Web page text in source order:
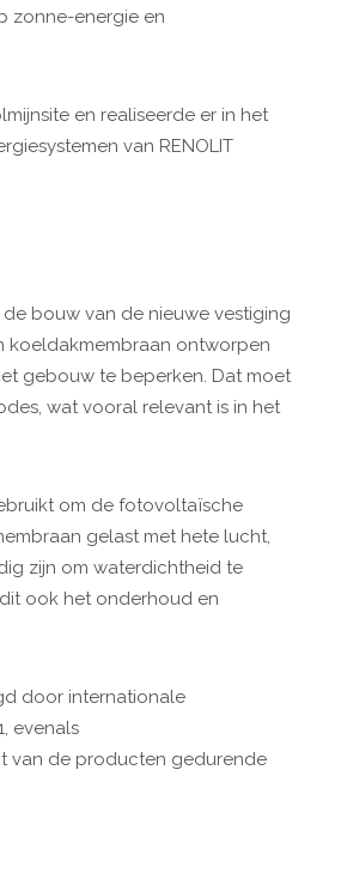
zonne-energie en
en realiseerde er in het
van RENOLIT
bouw van de nieuwe vestiging
koeldakmembraan ontworpen
gebouw te beperken. Dat moet
wat vooral relevant is in het
om de fotovoltaïsche
gelast met hete lucht,
zijn om waterdichtheid te
ook het onderhoud en
door internationale
evenals
van de producten gedurende